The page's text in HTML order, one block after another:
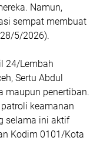
Namun,
sempat membuat
5/2026).
24/Lembah
Sertu Abdul
maupun penertiban.
keamanan
selama ini aktif
Kodim 0101/Kota